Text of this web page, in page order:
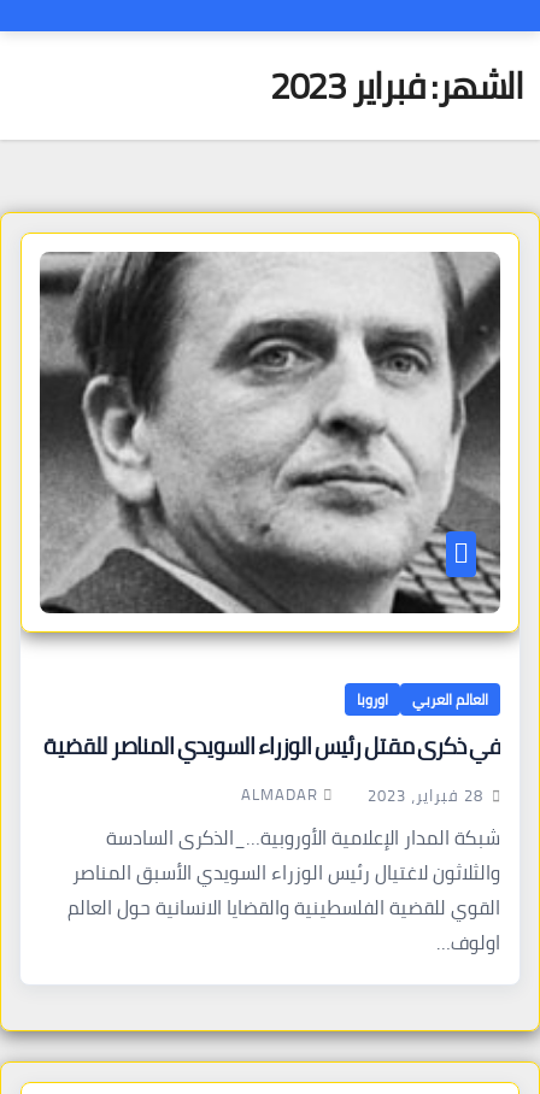
الشهر:فبراير 2023
العالم العربي اوروبا
في ذكرى مقتل رئيس الوزراء السويدي المناصر للقضية
28 فبراير، 2023 ALMADAR
شبكة المدار الإعلامية الأوروبية…_الذكرى السادسة
والثلاثون لاغتيال رئيس الوزراء السويدي الأسبق المناصر
القوي للقضية الفلسطينية والقضايا الانسانية حول العالم
اولوف…